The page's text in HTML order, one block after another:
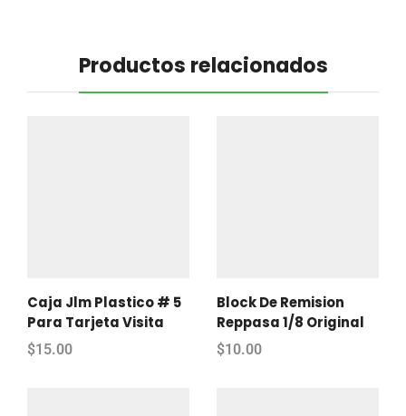
Productos relacionados
Caja Jlm Plastico # 5
Para Tarjeta Visita
$15.00
Block De Remision
Reppasa 1/8 Original
$10.00